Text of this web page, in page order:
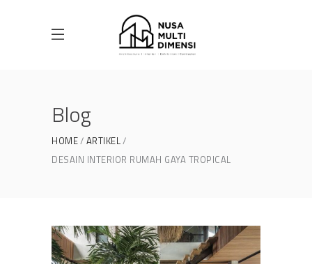
Blog
HOME ARTIKEL
DESAIN INTERIOR RUMAH GAYA TROPICAL